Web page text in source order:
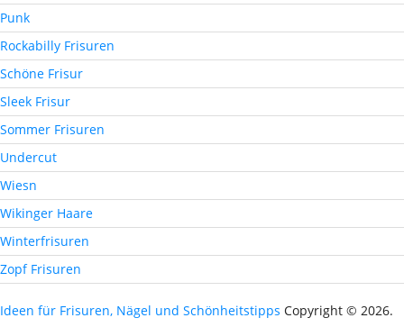
Punk
Rockabilly Frisuren
Schöne Frisur
Sleek Frisur
Sommer Frisuren
Undercut
Wiesn
Wikinger Haare
Winterfrisuren
Zopf Frisuren
Ideen für Frisuren, Nägel und Schönheitstipps Copyright © 2026.